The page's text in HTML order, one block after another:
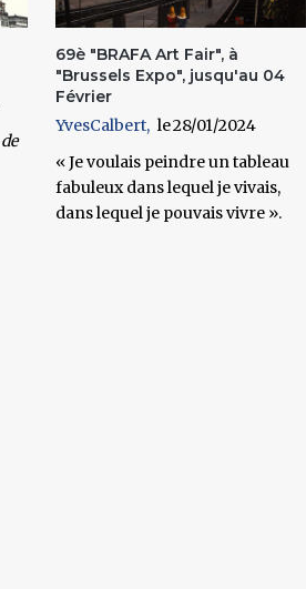
69è "BRAFA Art Fair", à
"Brussels Expo", jusqu'au 04
Février
YvesCalbert
28/01/2024
« Je voulais peindre un tableau
fabuleux dans lequel je vivais,
dans lequel je pouvais vivre ».